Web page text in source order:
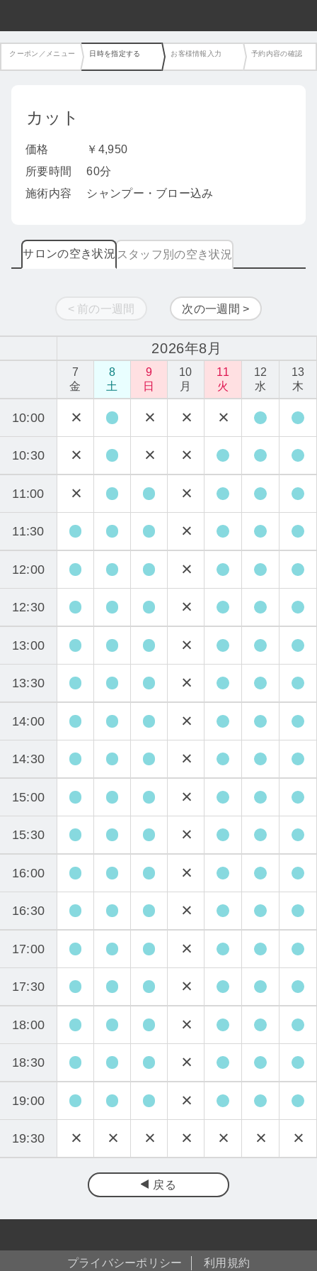
クーポン／メニュー 日時を指定する お客様情報入力 予約内容の確認
カット
価格
￥4,950
所要時間
60分
施術内容
シャンプー・ブロー込み
サロンの空き状況 スタッフ別の空き状況
< 前の一週間 次の一週間 >
2026年8月
7
金
8
土
9
日
10
月
11
火
12
水
13
木
10:00
10:30
11:00
11:30
12:00
12:30
13:00
13:30
14:00
14:30
15:00
15:30
16:00
16:30
17:00
17:30
18:00
18:30
19:00
19:30
戻る
プライバシーポリシー 利用規約